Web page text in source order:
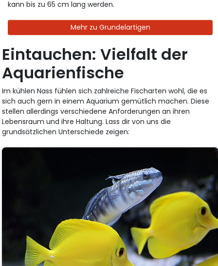
kann bis zu 65 cm lang werden.
Mehr zu Grundelartigen
Eintauchen: Vielfalt der
Aquarienfische
Im kühlen Nass fühlen sich zahlreiche Fischarten wohl, die es
sich auch gern in einem Aquarium gemütlich machen. Diese
stellen allerdings verschiedene Anforderungen an ihren
Lebensraum und ihre Haltung. Lass dir von uns die
grundsätzlichen Unterschiede zeigen: